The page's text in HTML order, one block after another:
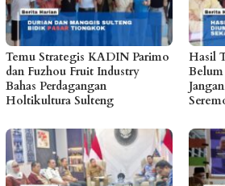
Temu Strategis KADIN Parimo
dan Fuzhou Fruit Industry
Bahas Perdagangan
Holtikultura Sulteng
Hasil